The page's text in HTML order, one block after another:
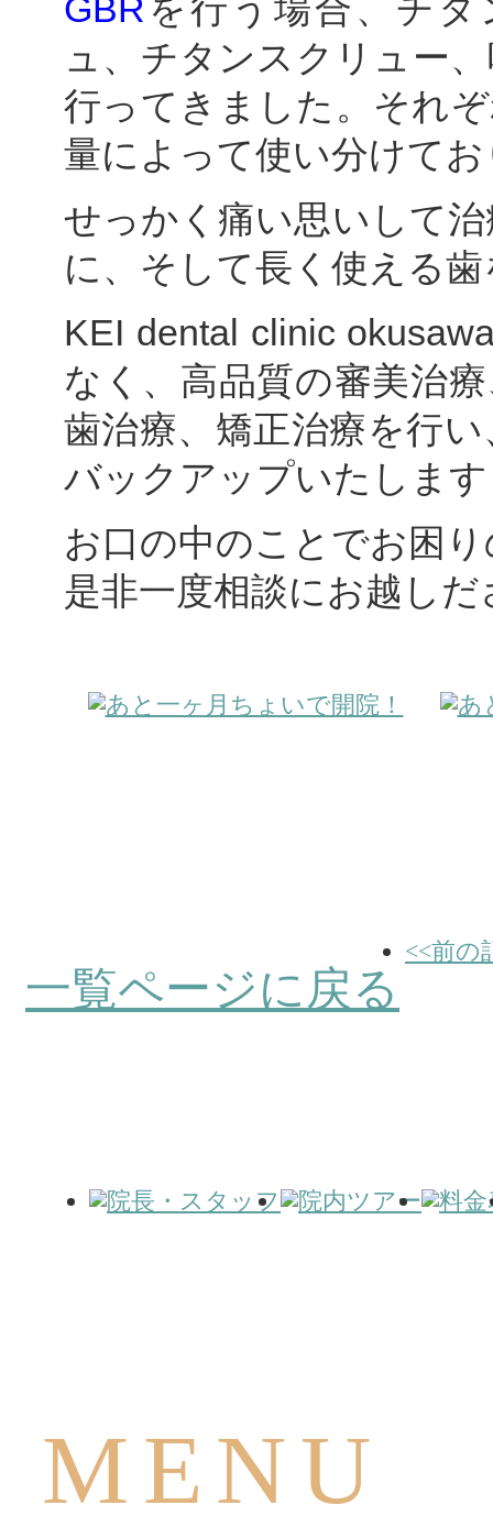
ュ、チタンスクリュー
行ってきました。それ
量によって使い分けて
せっかく痛い思いして
に、そして長く使える
KEI dental clinic
なく、高品質の審美治
歯治療、矯正治療を行
バックアップいたします
お口の中のことでお困
是非一度相談にお越しだ
<<前の
一覧ページに戻る
MENU